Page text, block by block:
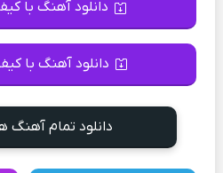
دانلود آهنگ با
دانلود آهنگ با
دانلود تمام